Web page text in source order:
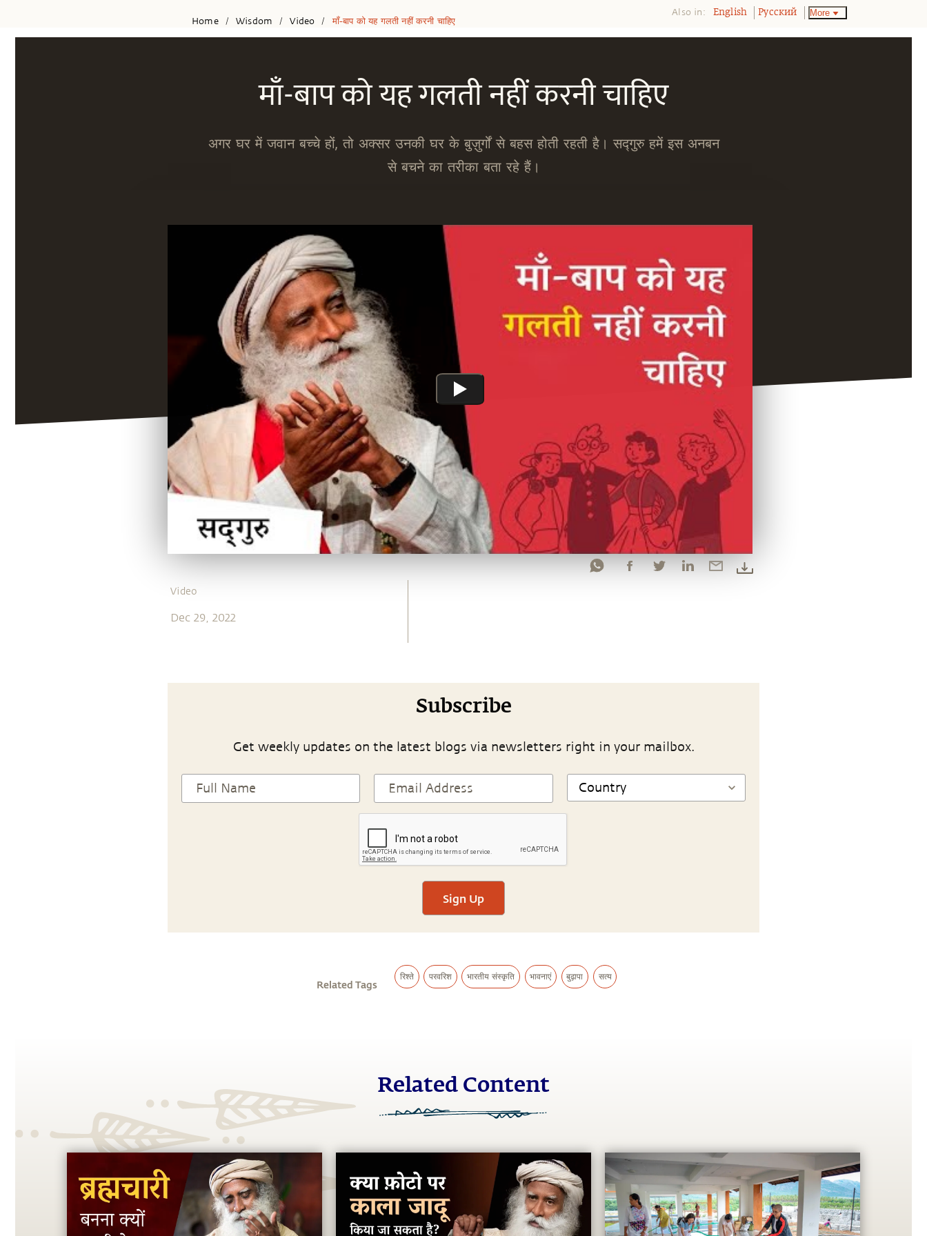
Home / Wisdom / Video / माँ-बाप को यह गलती नहीं करनी चाहिए
Also in: English Pусский More
माँ-बाप को यह गलती नहीं करनी चाहिए
अगर घर में जवान बच्चे हों, तो अक्सर उनकी घर के बुज़ुर्गों से बहस होती रहती है। सद्गुरु हमें इस अनबन
से बचने का तरीका बता रहे हैं।
Video
Dec 29, 2022
Subscribe
Get weekly updates on the latest blogs via newsletters right in your mailbox.
Sign Up
Related Tags
रिश्ते परवरिश भारतीय संस्कृति भावनाएं बुढ़ापा सत्य
Related Content